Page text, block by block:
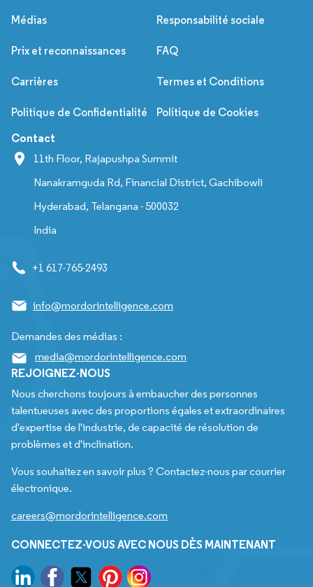
Médias Responsabilité sociale
Prix et reconnaissances FAQ
Carrières Termes et Conditions
Politique de Confidentialité Politique de Cookies
Contact
11th Floor, Rajapushpa Summit
Nanakramguda Rd, Financial District, Gachibowli
Hyderabad, Telangana - 500032
India
+1 617-765-2493
info@mordorintelligence.com
Demandes des médias :
media@mordorintelligence.com
REJOIGNEZ-NOUS
Nous cherchons toujours à embaucher des personnes
talentueuses avec des proportions égales et extraordinaires
d'expertise de l'industrie, de capacité de résolution de
problèmes et d'inclination.
Vous souhaitez en savoir plus ? Contactez-nous par courrier
électronique.
careers@mordorintelligence.com
CONNECTEZ-VOUS AVEC NOUS DÈS MAINTENANT